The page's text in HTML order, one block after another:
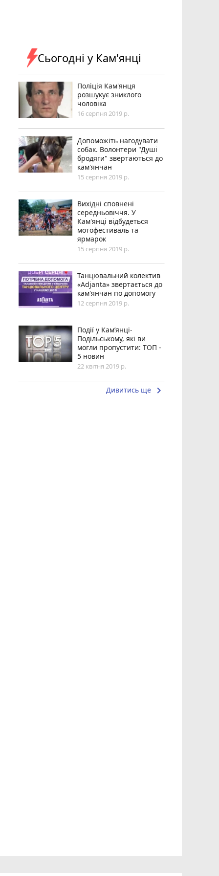
Сьогодні у Кам'янці
Поліція Кам'янця
розшукує зниклого
чоловіка
16 серпня 2019 р.
Допоможіть нагодувати
собак. Волонтери "Душі
бродяги" звертаються до
кам'янчан
15 серпня 2019 р.
Вихідні сповнені
середньовіччя. У
Кам'янці відбудеться
мотофестиваль та
ярмарок
15 серпня 2019 р.
Танцювальний колектив
«Adjanta» звертається до
кам'янчан по допомогу
12 серпня 2019 р.
Події у Кам’янці-
Подільському, які ви
могли пропустити: ТОП -
5 новин
22 квітня 2019 р.
Дивитись ще keyboard_arrow_right